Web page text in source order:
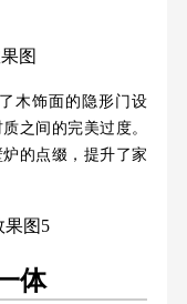
木饰面的隐形门设
之间的完美过度。
的点缀，提升了家
体